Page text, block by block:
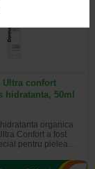
Ultra confort
hidratanta, 50ml
organica
Confort a fost
pentru pielea…